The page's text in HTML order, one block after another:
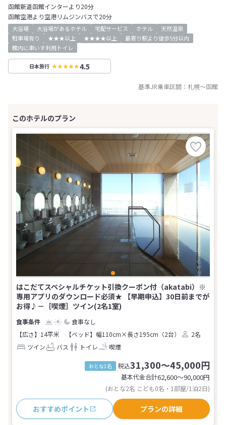
函館新道函館インターより20分
函館空港より空港リムジンバスで20分
大浴場 大浴場があるホテル 宅配サービス ホテル
天然温泉
駐車場有り
★★★以上 ★★★★以上
最寄り駅より徒歩5分以内
館内に車いす利用トイレ
日本旅行 4.5
基準JR乗車区間： 札幌～函館
はこだてスペシャルチケット引換クーポン付（akatabi）※
専用アプリのダウンロード必須★ 【早期申込】30日前までが
お得♪－［喫煙］ツイン(2名1室)
食事なし
【広さ】14平米
【ベッド】幅110cm×長さ195cm（2台）
2名
ツイン
バス トイレ 喫煙
おとな1名 税込31,300～45,000円
基本代金合計62,600〜90,000円
(おとな2名 こども0名・1部屋/1泊2日)
おすすめポイント プランの詳細